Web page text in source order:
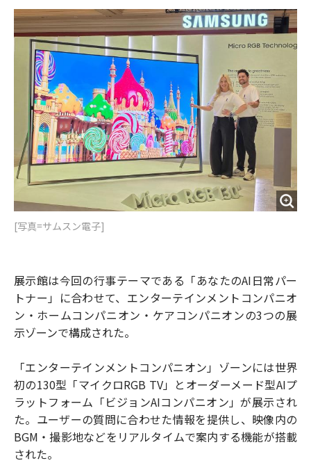
[写真=サムスン電子]
展示館は今回の行事テーマである「あなたのAI日常パー
トナー」に合わせて、エンターテインメントコンパニオ
ン・ホームコンパニオン・ケアコンパニオンの3つの展
示ゾーンで構成された。
「エンターテインメントコンパニオン」ゾーンには世界
初の130型「マイクロRGB TV」とオーダーメード型AIプ
ラットフォーム「ビジョンAIコンパニオン」が展示され
た。ユーザーの質問に合わせた情報を提供し、映像内の
BGM・撮影地などをリアルタイムで案内する機能が搭載
された。